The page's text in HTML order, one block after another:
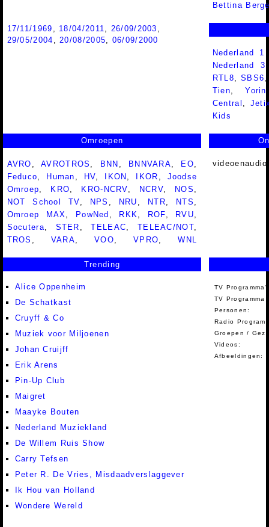
Bettina
17/11/1969 18/04/2011 26/09/2003
29/05/2004
20/08/2005
06/09/2000
Nederland
Nederland
RTL8 ,SBS6
Tien ,Yorin
Central
Kids
Omroepen
AVRO ,AVROTROS BNN BNNVARA EO
Feduco
Human HV IKON IKOR
Joodse
Omroep
KRO KRO-NCRV NCRV NOS
NOT School TV
NPS NRU NTR NTS
Omroep MAX
PowNed RKK ROF RVU
Socutera
STER ,TELEAC TELEAC/NOT
TROS
VARA ,VOO ,VPRO ,WNL
Trending
Alice Oppenheim
De Schatkast
Cruyff & Co
Muziek voor Miljoenen
Johan Cruijff
Erik Arens
Pin-Up Club
Maigret
Maayke Bouten
Nederland Muziekland
De Willem Ruis Show
Carry Tefsen
Peter R. De Vries, Misdaadverslaggever
Ik Hou van Holland
Wondere Wereld
TV
TV Programma
Personen:
Radio
Groepen /
Videos:
Afbeeldingen: